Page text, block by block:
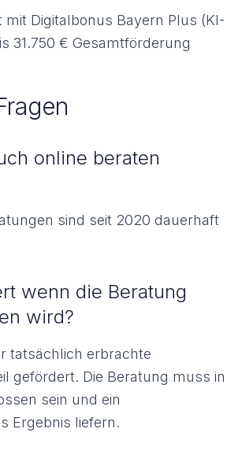
mit Digitalbonus Bayern Plus (KI-
31.750 € Gesamtförderung
online beraten
sind seit 2020 dauerhaft
wenn die Beratung
wird?
tatsächlich erbrachte
gefördert. Die Beratung muss in
sein und ein
Ergebnis liefern.